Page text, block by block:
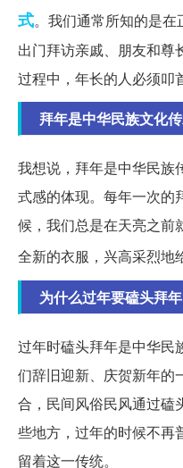
式。我们通常所知的是
出门拜访亲戚、朋友和尊
过程中，年长的人必须叩
拜年是中华民族文化
我想说，拜年是中华民族
式感的体现。每年一次的
候，我们总是在天亮之前
全新的衣服，兴高采烈地
为什么过年要磕头拜年
过年时磕头拜年是中华民
们辞旧迎新、庆贺新年的
合，民间风俗民风通过磕
些地方，过年的时候不再
留着这一传统。